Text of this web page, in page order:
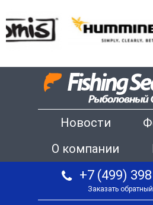
Новости
О компании
+7 (499)
Заказать